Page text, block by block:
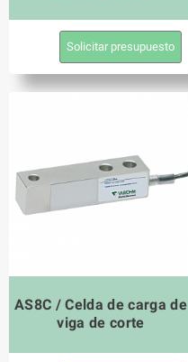
Solicitar presupuesto
AS8C / Celda de carga de
viga de corte